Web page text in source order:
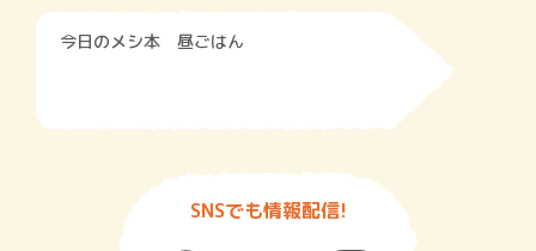
今日のメシ本 昼ごはん
SNSでも情報配信!